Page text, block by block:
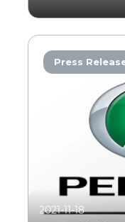
2021-11-18
Press